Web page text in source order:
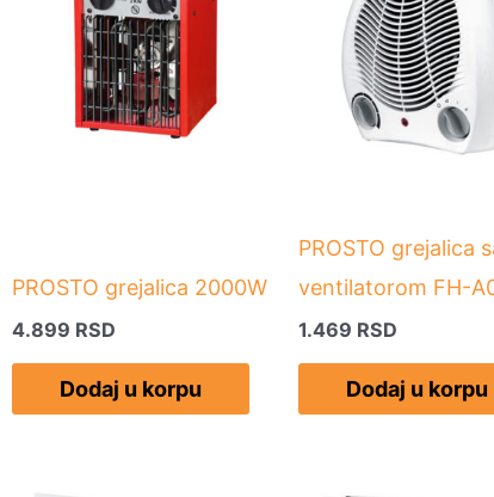
PROSTO grejalica 2000W
4.899 RSD
Dodaj u korpu
PROSTO grejalica
ventilatorom FH-
1.469 RSD
Dodaj u korpu